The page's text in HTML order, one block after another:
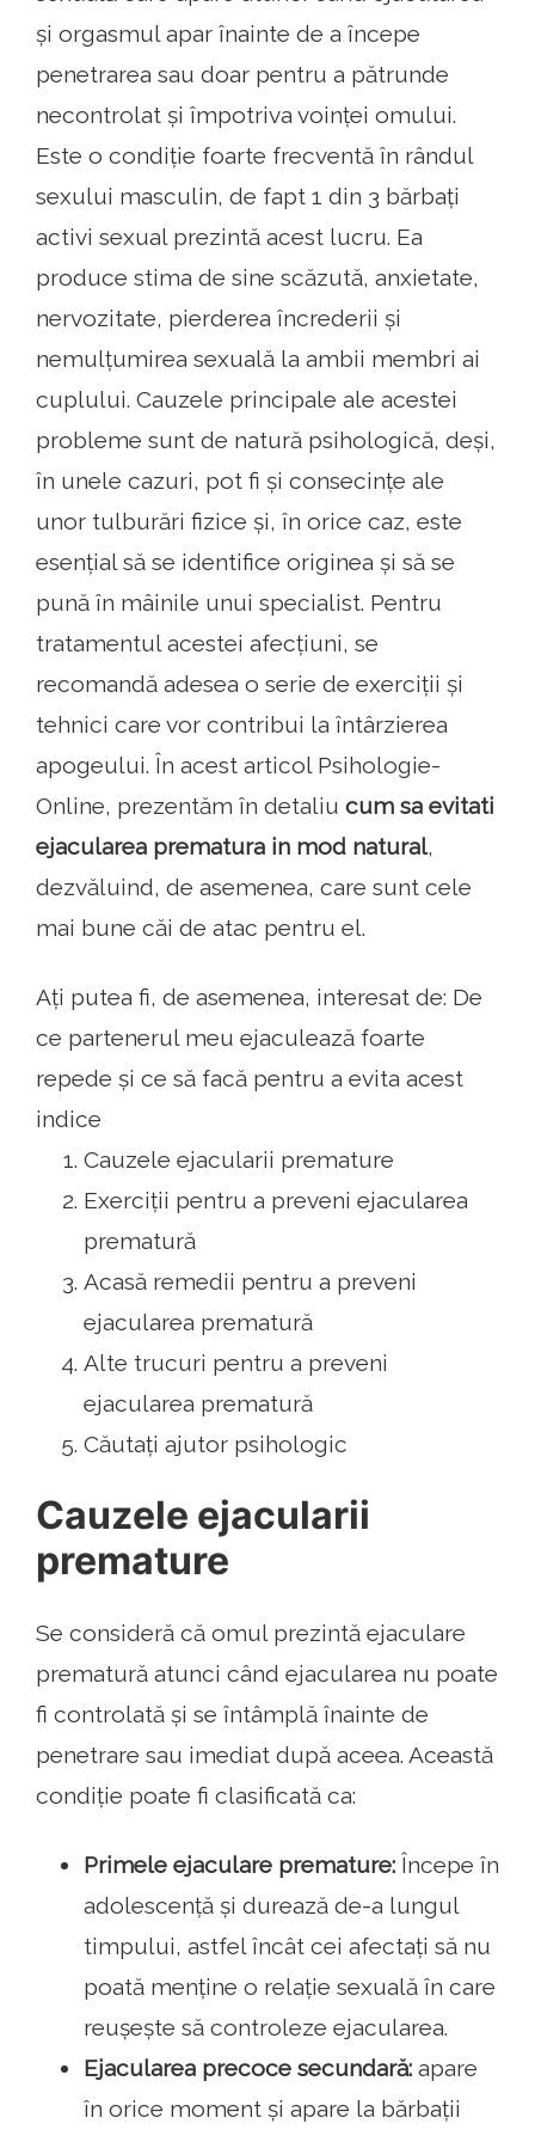
și orgasmul apar înainte de a începe
penetrarea sau doar pentru a pătrunde
necontrolat și împotriva voinței omului.
Este o condiție foarte frecventă în rândul
sexului masculin, de fapt 1 din 3 bărbați
activi sexual prezintă acest lucru. Ea
produce stima de sine scăzută, anxietate,
nervozitate, pierderea încrederii și
nemulțumirea sexuală la ambii membri ai
cuplului. Cauzele principale ale acestei
probleme sunt de natură psihologică, deși,
în unele cazuri, pot fi și consecințe ale
unor tulburări fizice și, în orice caz, este
esențial să se identifice originea și să se
pună în mâinile unui specialist. Pentru
tratamentul acestei afecțiuni, se
recomandă adesea o serie de exerciții și
tehnici care vor contribui la întârzierea
apogeului. În acest articol Psihologie-
Online, prezentăm în detaliu cum sa evitati
ejacularea prematura in mod natural,
dezvăluind, de asemenea, care sunt cele
mai bune căi de atac pentru el.
Ați putea fi, de asemenea, interesat de: De
ce partenerul meu ejaculează foarte
repede și ce să facă pentru a evita acest
indice
Cauzele ejacularii premature
Exerciții pentru a preveni ejacularea
prematură
Acasă remedii pentru a preveni
ejacularea prematură
Alte trucuri pentru a preveni
ejacularea prematură
Căutați ajutor psihologic
Cauzele ejacularii
premature
Se consideră că omul prezintă ejaculare
prematură atunci când ejacularea nu poate
fi controlată și se întâmplă înainte de
penetrare sau imediat după aceea. Această
condiție poate fi clasificată ca:
Primele ejaculare premature: Începe în
adolescență și durează de-a lungul
timpului, astfel încât cei afectați să nu
poată menține o relație sexuală în care
reușește să controleze ejacularea.
Ejacularea precoce secundară: apare
în orice moment și apare la bărbații